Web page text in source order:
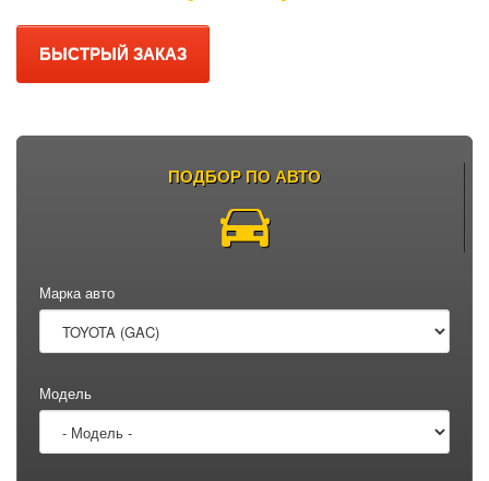
БЫСТРЫЙ ЗАКАЗ
ПОДБОР ПО АВТО
Марка авто
Модель